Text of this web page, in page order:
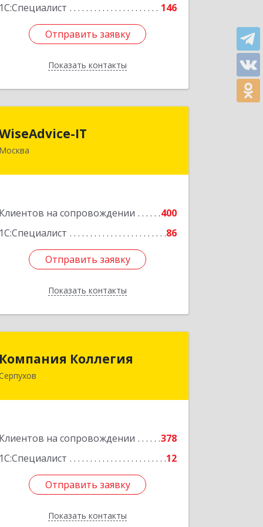
1С:Специалист
146
Отправить заявку
Показать контакты
Отправить заявку
Назад
IT
Москва
Клиентов на сопровождении
400
1С:Специалист
86
Отправить заявку
Показать контакты
Отправить заявку
Назад
Компания Коллегия
Клиентов на сопровождении
378
1С:Специалист
12
Отправить заявку
Показать контакты
142211, Московская обл, Серпухов г,
Отправить заявку
Назад